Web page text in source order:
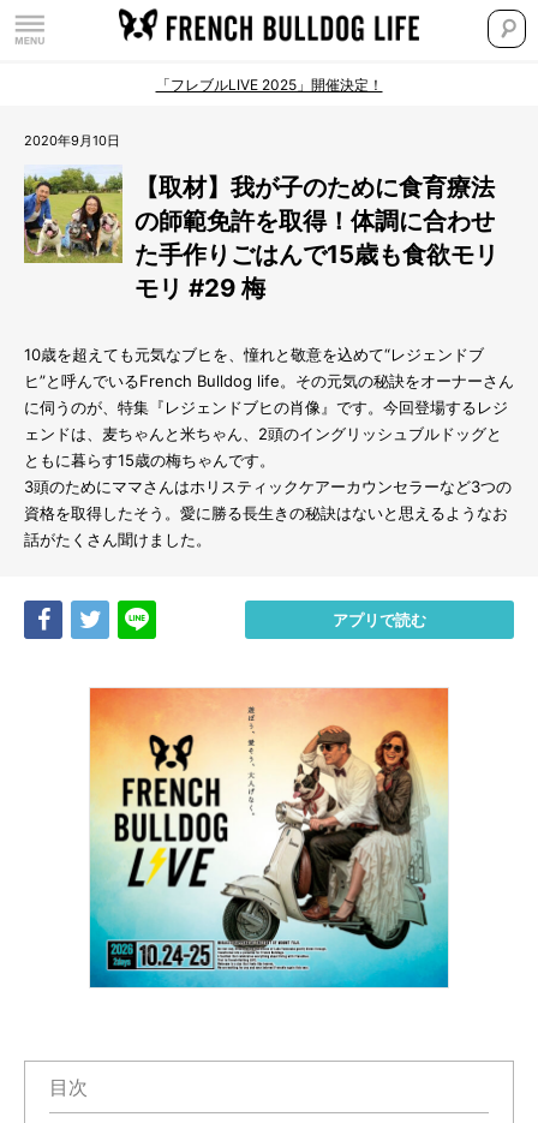
「フレブルLIVE 2025」開催決定！
2020年9月10日
【取材】我が子のために食育療法
の師範免許を取得！体調に合わせ
た手作りごはんで15歳も食欲モリ
モリ #29 梅
10歳を超えても元気なブヒを、憧れと敬意を込めて“レジェンドブ
ヒ”と呼んでいるFrench Bulldog life。その元気の秘訣をオーナーさん
に伺うのが、特集『レジェンドブヒの肖像』です。今回登場するレジ
ェンドは、麦ちゃんと米ちゃん、2頭のイングリッシュブルドッグと
ともに暮らす15歳の梅ちゃんです。
3頭のためにママさんはホリスティックケアーカウンセラーなど3つの
資格を取得したそう。愛に勝る長生きの秘訣はないと思えるようなお
話がたくさん聞けました。
Share Tweet アプリで読む
目次